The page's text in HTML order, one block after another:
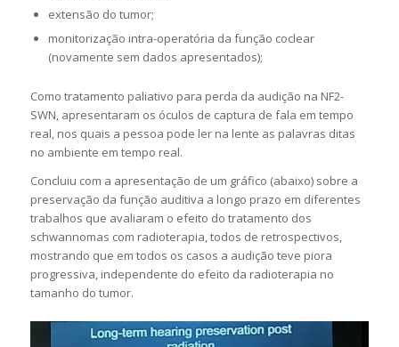
extensão do tumor;
monitorização intra-operatória da função coclear
(novamente sem dados apresentados);
Como tratamento paliativo para perda da audição na NF2-
SWN, apresentaram os óculos de captura de fala em tempo
real, nos quais a pessoa pode ler na lente as palavras ditas
no ambiente em tempo real.
Concluiu com a apresentação de um gráfico (abaixo) sobre a
preservação da função auditiva a longo prazo em diferentes
trabalhos que avaliaram o efeito do tratamento dos
schwannomas com radioterapia, todos de retrospectivos,
mostrando que em todos os casos a audição teve piora
progressiva, independente do efeito da radioterapia no
tamanho do tumor.